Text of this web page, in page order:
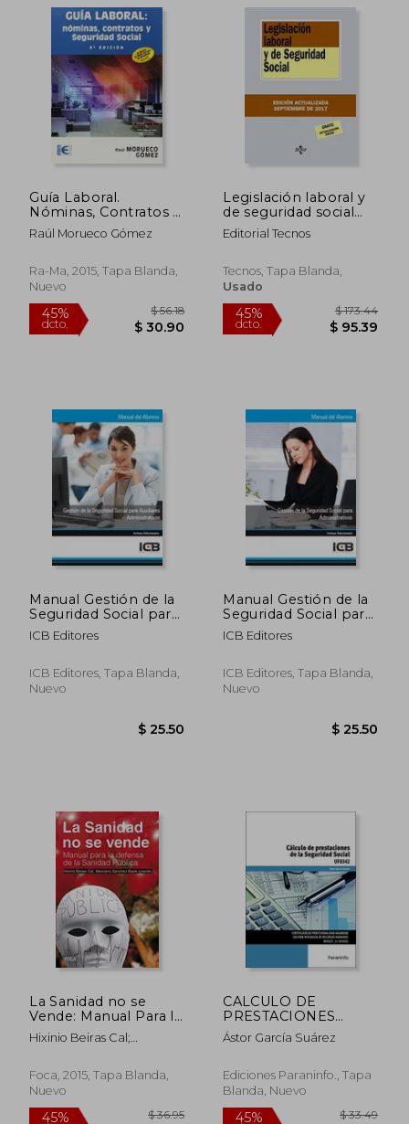
45%
dcto. $ 48.97
45%
dcto.
Guía Laboral.
Nóminas, Contratos Y
Seguridad Social - 9ª
Edición (informatica
Raúl Morueco Gómez
Ra-Ma, 2015, Tapa Blanda,
Nuevo
Legislación laboral y
de seguridad social
(Derecho - Biblioteca
De Textos Legales)
Editorial Tecnos
Tecnos, Tapa Blanda,
Usado
Manual Gestión de la
Seguridad Social para
Auxiliares
Administrativos
ICB Editores
ICB Editores, Tapa Blanda,
Nuevo
Manual Gestión de la
Seguridad Social para
Administrativos
ICB Editores
ICB Editores, Tapa Blanda,
Nuevo
La Sanidad no se
Vende: Manual Para la
Defensa de la Sanidad
Pública
Hixinio Beiras Cal;
Bayle
Foca, 2015, Tapa Blanda,
Nuevo
CALCULO DE
PRESTACIONES
SEGURIDAD SOCIAL
UF0342
Ástor García Suárez
Ediciones Paraninfo., Tapa
Blanda, Nuevo